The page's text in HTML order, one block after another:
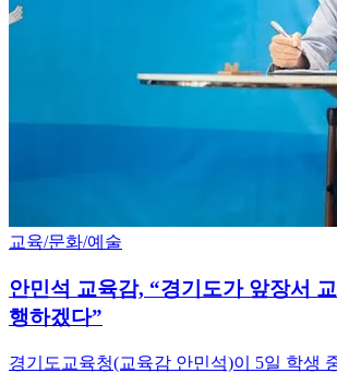
교육/문화/예술
안민석 교육감, “경기도가 앞장서
행하겠다”
경기도교육청(교육감 안민석)이 5일 학생